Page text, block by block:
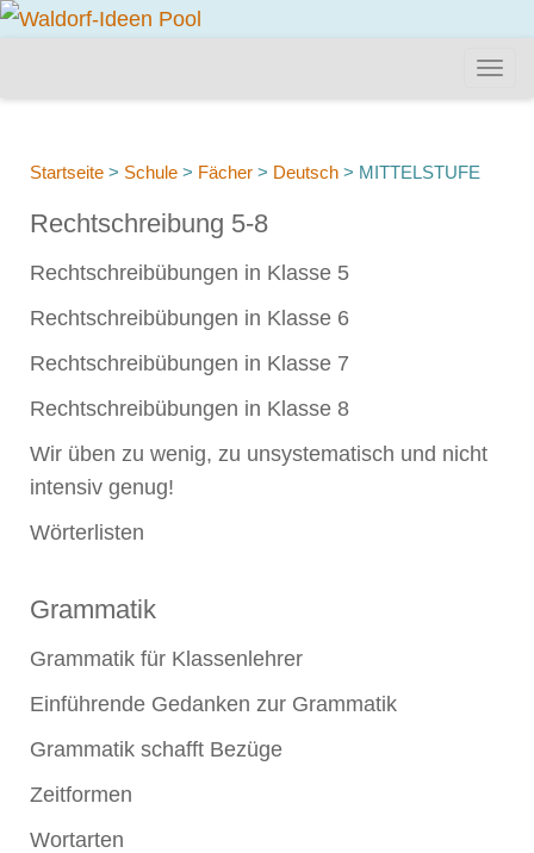
Startseite > Schule > Fächer > Deutsch > MITTELSTUFE
Rechtschreibung 5-8
Rechtschreibübungen in Klasse 5
Rechtschreibübungen in Klasse 6
Rechtschreibübungen in Klasse 7
Rechtschreibübungen in Klasse 8
Wir üben zu wenig, zu unsystematisch und nicht
intensiv genug!
Wörterlisten
Grammatik
Grammatik für Klassenlehrer
Einführende Gedanken zur Grammatik
Grammatik schafft Bezüge
Zeitformen
Wortarten